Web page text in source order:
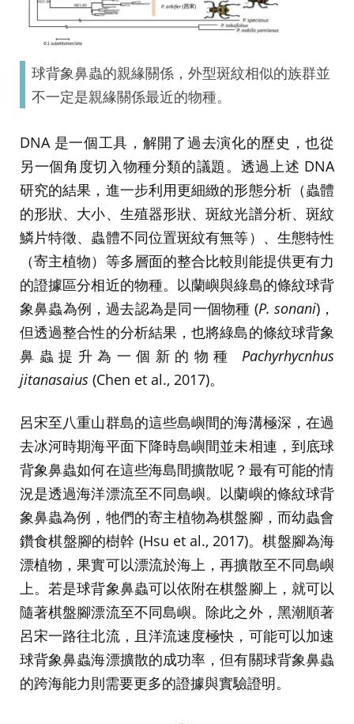
球背象鼻蟲的親緣關係，外型斑紋相似的族群並
不一定是親緣關係最近的物種。
DNA 是一個工具，解開了過去演化的歷史，也從
另一個角度切入物種分類的議題。透過上述 DNA
研究的結果，進一步利用更細緻的形態分析（蟲體
的形狀、大小、生殖器形狀、斑紋光譜分析、斑紋
鱗片特徵、蟲體不同位置斑紋有無等）、生態特性
（寄主植物）等多層面的整合比較則能提供更有力
的證據區分相近的物種。以蘭嶼與綠島的條紋球背
象鼻蟲為例，過去認為是同一個物種 (P. sonani)，
但透過整合性的分析結果，也將綠島的條紋球背象
鼻蟲提升為一個新的物種 Pachyrhycnhus
jitanasaius (Chen et al., 2017)。
呂宋至八重山群島的這些島嶼間的海溝極深，在過
去冰河時期海平面下降時島嶼間並未相連，到底球
背象鼻蟲如何在這些海島間擴散呢？最有可能的情
況是透過海洋漂流至不同島嶼。以蘭嶼的條紋球背
象鼻蟲為例，牠們的寄主植物為棋盤腳，而幼蟲會
鑽食棋盤腳的樹幹 (Hsu et al., 2017)。棋盤腳為海
漂植物，果實可以漂流於海上，再擴散至不同島嶼
上。若是球背象鼻蟲可以依附在棋盤腳上，就可以
隨著棋盤腳漂流至不同島嶼。除此之外，黑潮順著
呂宋一路往北流，且洋流速度極快，可能可以加速
球背象鼻蟲海漂擴散的成功率，但有關球背象鼻蟲
的跨海能力則需要更多的證據與實驗證明。